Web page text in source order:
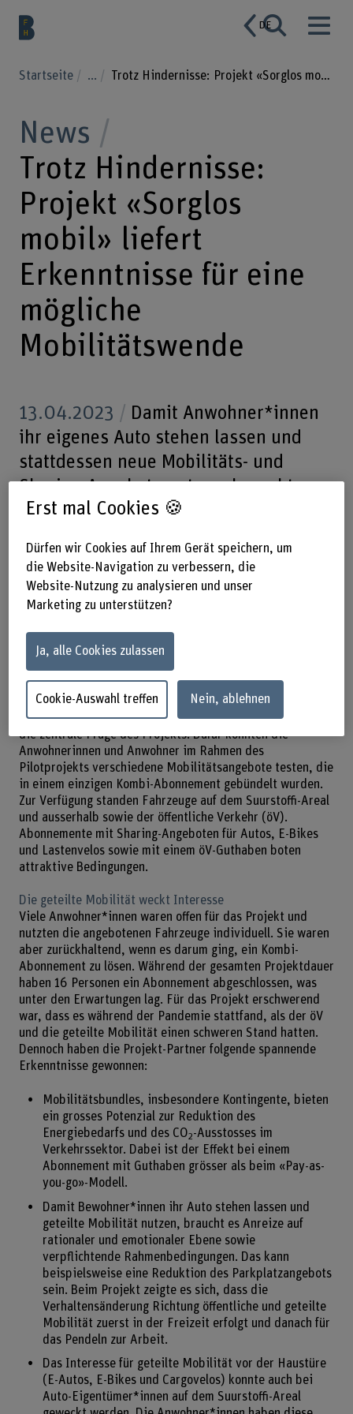
DE
Startseite ... Trotz Hindernisse: Projekt «Sorglos mobil» liefert Erkenntnisse für eine mögliche Mobilitätswende
News
Trotz Hindernisse:
Projekt «Sorglos
mobil» liefert
Erkenntnisse für eine
mögliche
Mobilitätswende
13.04.2023
Damit Anwohner*innen
ihr eigenes Auto stehen lassen und
stattdessen neue Mobilitäts- und
Sharing-Angebote nutzen, braucht es
ein überzeugendes Angebot. Das
auf dem Suurstoffi-Areal in Risch-
Rotkreuz. Forschende der BFH haben
das Projekt wissenschaftlich begleitet.
In den letzten beiden Jahren war das Suurstoffi-Areal in
Risch-Rotkreuz ein Labor für ein neues Mobilitätsangebot.
«Was braucht es, damit Bewohnerinnen und Bewohner
eines Wohnareals ihr eigenes Auto stehen lassen und
stattdessen geteilte Mobilitätsformen nutzen?», lautete
die zentrale Frage des Projekts. Dafür konnten die
Anwohnerinnen und Anwohner im Rahmen des
Pilotprojekts verschiedene Mobilitätsangebote testen, die
in einem einzigen Kombi-Abonnement gebündelt wurden.
Zur Verfügung standen Fahrzeuge auf dem Suurstoffi-Areal
und ausserhalb sowie der öffentliche Verkehr (öV).
Abonnemente mit Sharing-Angeboten für Autos, E-Bikes
und Lastenvelos sowie mit einem öV-Guthaben boten
attraktive Bedingungen.
Die geteilte Mobilität weckt Interesse
Viele Anwohner*innen waren offen für das Projekt und
nutzten die angebotenen Fahrzeuge individuell. Sie waren
aber zurückhaltend, wenn es darum ging, ein Kombi-
Abonnement zu lösen. Während der gesamten Projektdauer
haben 16 Personen ein Abonnement abgeschlossen, was
unter den Erwartungen lag. Für das Projekt erschwerend
war, dass es während der Pandemie stattfand, als der öV
und die geteilte Mobilität einen schweren Stand hatten.
Dennoch haben die Projekt-Partner folgende spannende
Erkenntnisse gewonnen:
Mobilitätsbundles, insbesondere Kontingente, bieten
ein grosses Potenzial zur Reduktion des
Energiebedarfs und des CO2-Ausstosses im
Verkehrssektor. Dabei ist der Effekt bei einem
Abonnement mit Guthaben grösser als beim «Pay-as-
you-go»-Modell.
Damit Bewohner*innen ihr Auto stehen lassen und
geteilte Mobilität nutzen, braucht es Anreize auf
rationaler und emotionaler Ebene sowie
verpflichtende Rahmenbedingungen. Das kann
beispielsweise eine Reduktion des Parkplatzangebots
sein. Beim Projekt zeigte es sich, dass die
Verhaltensänderung Richtung öffentliche und geteilte
Mobilität zuerst in der Freizeit erfolgt und danach für
das Pendeln zur Arbeit.
Das Interesse für geteilte Mobilität vor der Haustüre
(E-Autos, E-Bikes und Cargovelos) konnte auch bei
Auto-Eigentümer*innen auf dem Suurstoffi-Areal
Erst mal Cookies 🍪
Dürfen wir Cookies auf Ihrem Gerät speichern, um
die Website-Navigation zu verbessern, die
Website-Nutzung zu analysieren und unser
Marketing zu unterstützen?
Ja, alle Cookies zulassen
Cookie-Auswahl treffen Nein, ablehnen